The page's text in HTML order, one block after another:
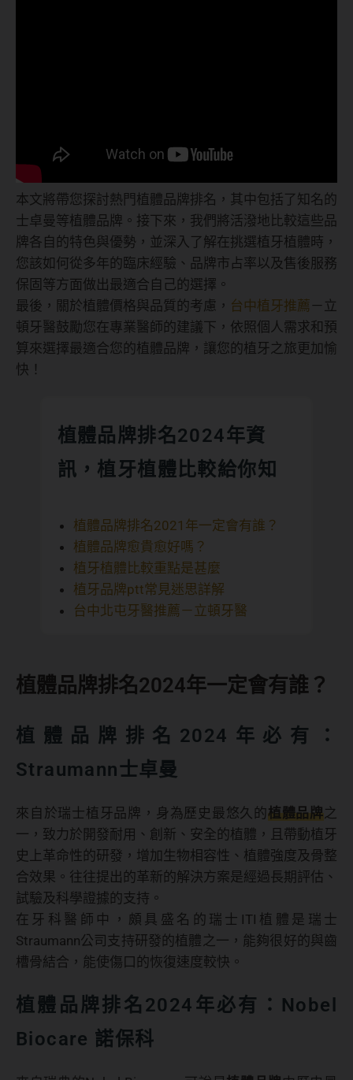
本文將帶您探討熱門植體品牌排名，其中包括了知名的
士卓曼等植體品牌。接下來，我們將活潑地比較這些品
牌各自的特色與優勢，並深入了解在挑選植牙植體時，
您該如何從多年的臨床經驗、品牌市占率以及售後服務
保固等方面做出最適合自己的選擇。
最後，關於植體價格與品質的考慮， 台中植牙推薦 －立
頓牙醫鼓勵您在專業醫師的建議下，依照個人需求和預
算來選擇最適合您的植體品牌，讓您的植牙之旅更加愉
快！
植體品牌排名2024年資
訊，植牙植體比較給你知
植體品牌排名2021年一定會有誰？
植體品牌愈貴愈好嗎？
植牙植體比較重點是甚麼
植牙品牌ptt常見迷思詳解
台中北屯牙醫推薦－立頓牙醫
植體品牌排名2024年一定會有誰？
植體品牌排名2024年必有：
Straumann士卓曼
來自於瑞士植牙品牌，身為歷史最悠久的植體品牌之
一，致力於開發耐用、創新、安全的植體，且帶動植牙
史上革命性的研發，增加生物相容性、植體強度及骨整
合效果。往往提出的革新的解決方案是經過長期評估、
試驗及科學證據的支持。
在牙科醫師中，頗具盛名的瑞士ITI植體是瑞士
Straumann公司支持研發的植體之一，能夠很好的與齒
槽骨結合，能使傷口的恢復速度較快。
植體品牌排名2024年必有：Nobel
Biocare 諾保科